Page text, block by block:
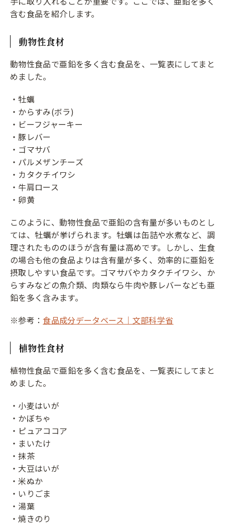
含む食品を紹介します。
動物性食材
動物性食品で亜鉛を多く含む食品を、一覧表にしてまと
めました。
・牡蠣
・からすみ(ボラ)
・ビーフジャーキー
・豚レバー
・ゴマサバ
・パルメザンチーズ
・カタクチイワシ
・牛肩ロース
・卵黄
このように、動物性食品で亜鉛の含有量が多いものとし
ては、牡蠣が挙げられます。牡蠣は缶詰や水煮など、調
理されたもののほうが含有量は高めです。しかし、生食
の場合も他の食品よりは含有量が多く、効率的に亜鉛を
摂取しやすい食品です。ゴマサバやカタクチイワシ、か
らすみなどの魚介類、肉類なら牛肉や豚レバーなども亜
鉛を多く含みます。
※参考：食品成分データベース｜文部科学省
植物性食材
植物性食品で亜鉛を多く含む食品を、一覧表にしてまと
めました。
・小麦はいが
・かぼちゃ
・ピュアココア
・まいたけ
・抹茶
・大豆はいが
・米ぬか
・いりごま
・湯葉
・焼きのり